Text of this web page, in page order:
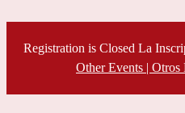
Registration is Closed La
Other Events | Otros